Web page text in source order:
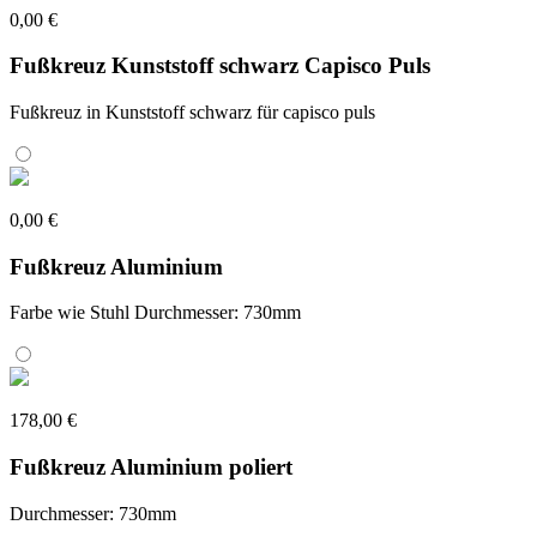
0,00 €
Fußkreuz Kunststoff schwarz Capisco Puls
Fußkreuz in Kunststoff schwarz für capisco puls
0,00 €
Fußkreuz Aluminium
Farbe wie Stuhl Durchmesser: 730mm
178,00 €
Fußkreuz Aluminium poliert
Durchmesser: 730mm